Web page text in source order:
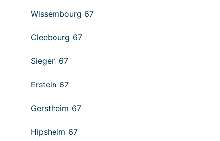
Wissembourg 67
Cleebourg 67
Siegen 67
Erstein 67
Gerstheim 67
Hipsheim 67